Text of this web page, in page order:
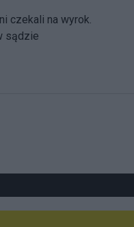
czekali na wyrok.
sądzie